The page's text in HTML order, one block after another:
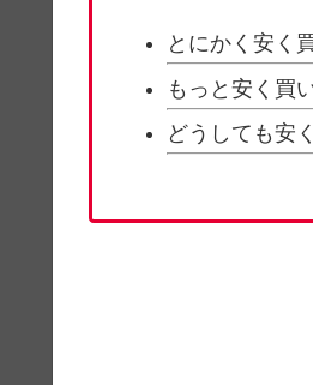
とにかく安く
もっと安く買
どうしても安